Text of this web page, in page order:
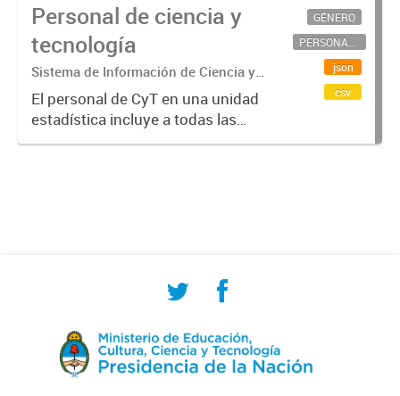
Personal de ciencia y
tecnología
Sistema de Información de Ciencia y
Tecnología Argentino (SICYTAR)
El personal de CyT en una unidad
estadística incluye a todas las
personas involucradas
GÉNERO
PERSONAL CIENTÍFICO-TECNOLÓGICO
json
csv